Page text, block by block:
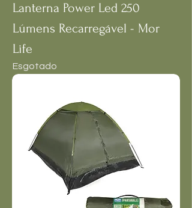
Lanterna Power Led 250
Lúmens Recarregável - Mor
Life
Esgotado